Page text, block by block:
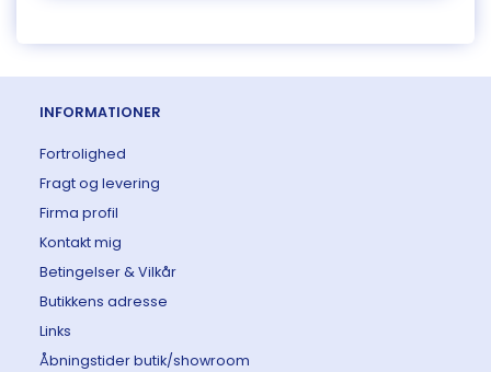
INFORMATIONER
Fortrolighed
Fragt og levering
Firma profil
Kontakt mig
Betingelser & Vilkår
Butikkens adresse
Links
Åbningstider butik/showroom